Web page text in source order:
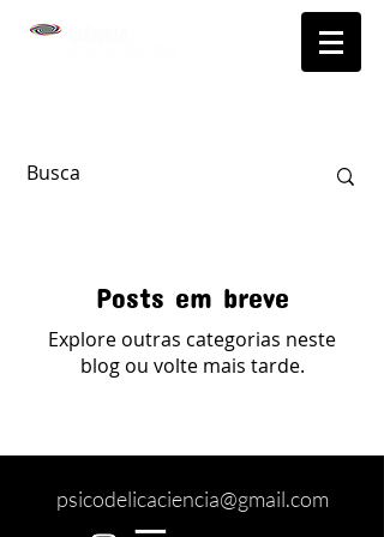
Posts em breve
Explore outras categorias neste
blog ou volte mais tarde.
psicodelicaciencia@gmail.com